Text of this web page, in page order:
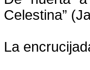
Celestina”
La